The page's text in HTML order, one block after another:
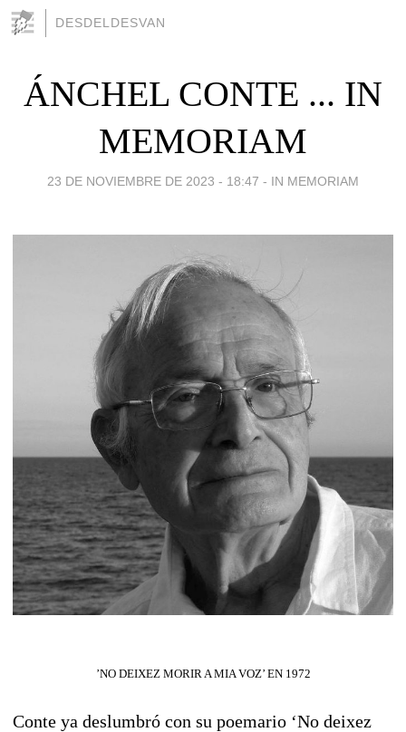
DESDELDESVAN
ÁNCHEL CONTE ... IN
MEMORIAM
23 DE NOVIEMBRE DE 2023 - 18:47 - IN MEMORIAM
’NO DEIXEZ MORIR A MIA VOZ’ EN 1972
Conte ya deslumbró con su poemario ‘No deixez